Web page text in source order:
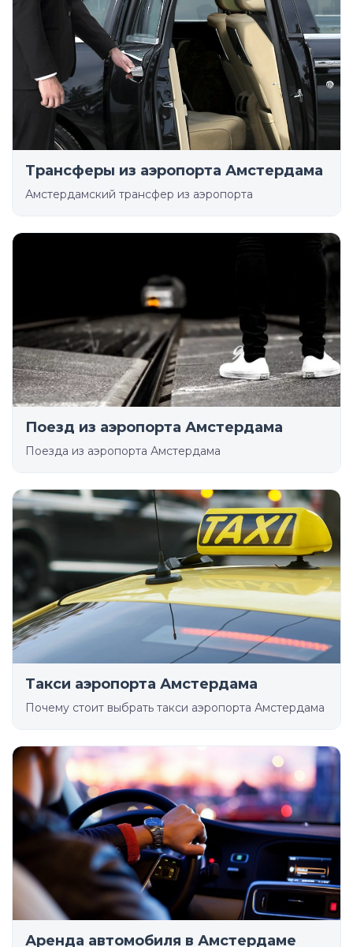
Трансферы из аэропорта Амстердама
Амстердамский трансфер из аэропорта
Поезд из аэропорта Амстердама
Поезда из аэропорта Амстердама
Такси аэропорта Амстердама
Почему стоит выбрать такси аэропорта Амстердама
Аренда автомобиля в Амстердаме